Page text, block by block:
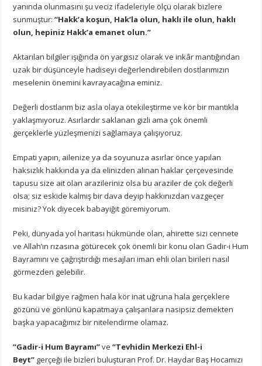
yanında olunmasını şu veciz ifadeleriyle ölçü olarak bizlere
sunmuştur:“Hakk’a koşun, Hak’la olun, haklı ile olun, haklı
olun, hepiniz Hakk’a emanet olun.”
Aktarılan bilgiler ışığında ön yargısız olarak ve inkâr mantığından
uzak bir düşünceyle hadiseyi değerlendirebilen dostlarımızın
meselenin önemini kavrayacağına eminiz.
Değerli dostlarım biz asla olaya ötekileştirme ve kör bir mantıkla
yaklaşmıyoruz. Asırlardır saklanan gizli ama çok önemli
gerçeklerle yüzleşmenizi sağlamaya çalışıyoruz.
Empati yapın, ailenize ya da soyunuza asırlar önce yapılan
haksızlık hakkında ya da elinizden alınan haklar çerçevesinde
tapusu size ait olan arazileriniz olsa bu araziler de çok değerli
olsa; siz eskide kalmış bir dava deyip hakkınızdan vazgeçer
misiniz? Yok diyecek babayiğit göremiyorum.
Peki, dünyada yol haritası hükmünde olan, ahirette sizi cennete
ve Allah’ın rızasına götürecek çok önemli bir konu olan Gadir-i Hum
Bayramını ve çağrıştırdığı mesajları iman ehli olan birileri nasıl
görmezden gelebilir.
Bu kadar bilgiye rağmen hala kör inat uğruna hala gerçeklere
gözünü ve gönlünü kapatmaya çalışanlara nasipsiz demekten
başka yapacağımız bir nitelendirme olamaz.
“Gadir-i Hum Bayramı”ve“Tevhidin Merkezi Ehl-i
Beyt” gerçeği ile bizleri buluşturan Prof. Dr. Haydar Baş Hocamızı